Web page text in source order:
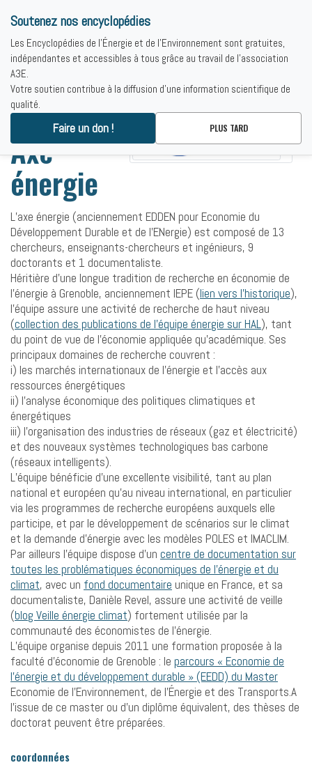
GAEL
Axe
énergie
L’axe énergie (anciennement EDDEN pour Economie du
Développement Durable et de l’ENergie) est composé de 13
chercheurs, enseignants-chercheurs et ingénieurs, 9
doctorants et 1 documentaliste.
Héritière d’une longue tradition de recherche en économie de
l’énergie à Grenoble, anciennement IEPE (lien vers l’historique),
l’équipe assure une activité de recherche de haut niveau
(collection des publications de l’équipe énergie sur HAL), tant
du point de vue de l’économie appliquée qu’académique. Ses
principaux domaines de recherche couvrent :
i) les marchés internationaux de l’énergie et l’accès aux
ressources énergétiques
ii) l’analyse économique des politiques climatiques et
énergétiques
iii) l’organisation des industries de réseaux (gaz et électricité)
et des nouveaux systèmes technologiques bas carbone
(réseaux intelligents).
L’équipe bénéficie d’une excellente visibilité, tant au plan
national et européen qu’au niveau international, en particulier
via les programmes de recherche européens auxquels elle
participe, et par le développement de scénarios sur le climat
et la demande d’énergie avec les modèles POLES et IMACLIM.
Par ailleurs l’équipe dispose d’un centre de documentation sur
toutes les problématiques économiques de l’énergie et du
climat, avec un fond documentaire unique en France, et sa
documentaliste, Danièle Revel, assure une activité de veille
(blog Veille énergie climat) fortement utilisée par la
communauté des économistes de l’énergie.
L’équipe organise depuis 2011 une formation proposée à la
faculté d’économie de Grenoble : le parcours « Economie de
l’énergie et du développement durable » (EEDD) du Master
Economie de l’Environnement, de l’Énergie et des Transports.A
l’issue de ce master ou d’un diplôme équivalent, des thèses de
doctorat peuvent être préparées.
coordonnées
Soutenez nos encyclopédies
Les Encyclopédies de l'Énergie et de l'Environnement sont gratuites,
indépendantes et accessibles à tous grâce au travail de l'association
A3E.
Votre soutien contribue à la diffusion d'une information scientifique de
qualité.
Faire un don ! PLUS TARD